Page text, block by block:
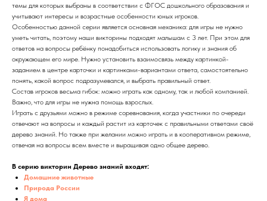
темы для которых выбраны в соответствии с ФГОС дошкольного образования и
учитывают интересы и возрастные особенности юных игроков.
Особенностью данной серии является основная механика: для игры не нужно
уметь читать, поэтому наши викторины подходят малышам с 3 лет. При этом для
ответов на вопросы ребёнку понадобиться использовать логику и знания об
окружающем его мире. Нужно установить взаимосвязь между картинкой-
заданием в центре карточки и картинками-вариантами ответа, самостоятельно
понять, какой вопрос подразумевался, и выбрать правильный ответ.
Состав игроков весьма гибок: можно играть как одному, так и любой компанией.
Важно, что для игры не нужна помощь взрослых.
Играть с друзьями можно в режиме соревнования, когда участники по очереди
отвечают на вопросы и каждый растит из карточек с правильными ответами своё
дерево знаний. Но также при желании можно играть и в кооперативном режиме,
отвечая на вопросы всем вместе и выращивая одно общее дерево.
В серию викторин Дерево знаний входят:
Домашние животные
Природа России
Я дома